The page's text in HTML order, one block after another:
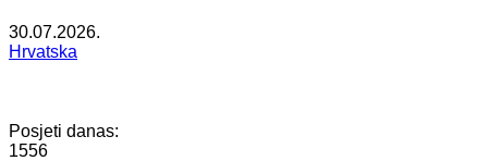
30.07.2026.
Hrvatska
Posjeti danas:
1556